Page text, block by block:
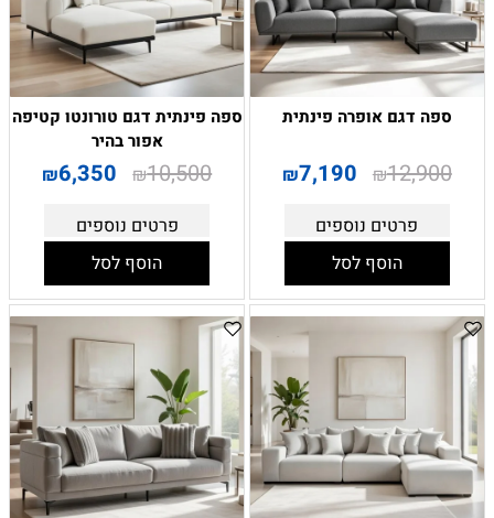
ספה דגם אופרה פינתית
₪12,900
₪7,190
פרטים נוספים
הוסף לסל
ספה פינתית דגם טורונטו קטיפה
אפור בהיר
₪10,500
₪6,350
פרטים נוספים
הוסף לסל